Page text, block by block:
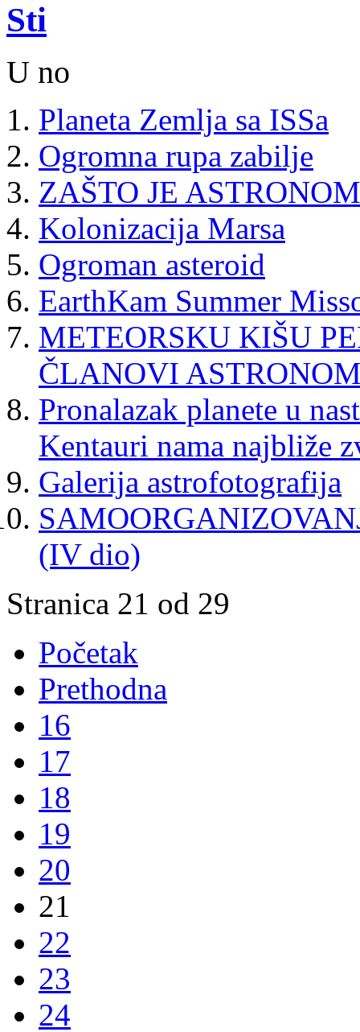
Sti
U no
Planeta Zemlja sa ISSa
Ogromna rupa zabilje
ZAŠTO JE
Kolonizacija Marsa
Ogroman asteroid
EarthKam Summer
METEORSKU KIŠU
ČLANOVI
Pronalazak planete u
Kentauri nama najbliže
Galerija astrofotografija
(IV dio)
Stranica 21 od 29
Početak
Prethodna
16
17
18
19
20
21
22
23
24